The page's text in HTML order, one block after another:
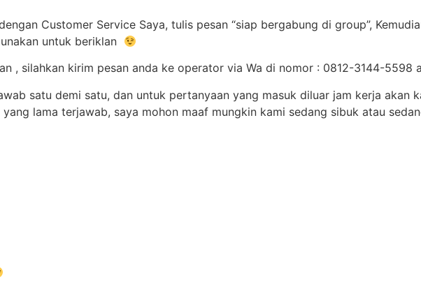
Customer Service Saya, tulis pesan “siap bergabung di group”,
untuk beriklan
, silahkan kirim pesan anda ke operator via Wa di nomor : 0812-3144-
satu demi satu, dan untuk pertanyaan yang masuk diluar jam kerja akan
lama terjawab, saya mohon maaf mungkin kami sedang sibuk atau